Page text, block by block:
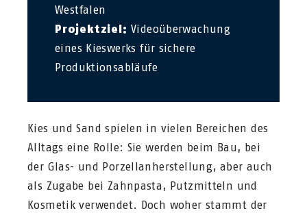
Westfalen
Projektziel: Videoüberwachung
eines Kieswerks für sichere
Produktionsabläufe
Kies und Sand spielen in vielen Bereichen des
Alltags eine Rolle: Sie werden beim Bau, bei
der Glas- und Porzellanherstellung, aber auch
als Zugabe bei Zahnpasta, Putzmitteln und
Kosmetik verwendet. Doch woher stammt der